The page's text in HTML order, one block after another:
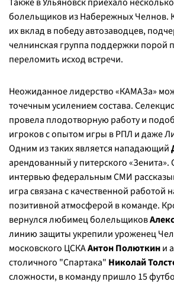
болельщиков из Набережных Челнов.
их вклад в победу автозаводцев,
челнинская группа поддержки порой
переломить исход встречи.
Неожиданное лидерство «КАМАЗа»
точечным усилением состава.
провела плодотворную работу и
игроков с опытом игры в РПЛ и даже
Одним из таких является нападающий
арендованный у питерского «Зенита».
интервью федеральным СМИ
игра связана с качественной работой
позитивной атмосферой в команде.
вернулся любимец болельщиков
линию защиты укрепили уроженец
московского ЦСКААнтон Полюткини
столичного "Спартака" Николай
сложности, в команду пришло 15